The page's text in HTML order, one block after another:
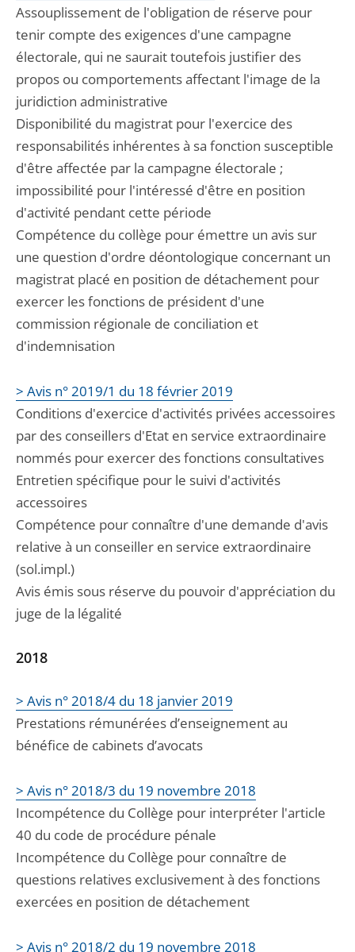
Assouplissement de l'obligation de réserve pour
tenir compte des exigences d'une campagne
électorale, qui ne saurait toutefois justifier des
propos ou comportements affectant l'image de la
juridiction administrative
Disponibilité du magistrat pour l'exercice des
responsabilités inhérentes à sa fonction susceptible
d'être affectée par la campagne électorale ;
impossibilité pour l'intéressé d'être en position
d'activité pendant cette période
Compétence du collège pour émettre un avis sur
une question d'ordre déontologique concernant un
magistrat placé en position de détachement pour
exercer les fonctions de président d'une
commission régionale de conciliation et
d'indemnisation
> Avis n° 2019/1 du 18 février 2019
Conditions d'exercice d'activités privées accessoires
par des conseillers d'Etat en service extraordinaire
nommés pour exercer des fonctions consultatives
Entretien spécifique pour le suivi d'activités
accessoires
Compétence pour connaître d'une demande d'avis
relative à un conseiller en service extraordinaire
(sol.impl.)
Avis émis sous réserve du pouvoir d'appréciation du
juge de la légalité
2018
> Avis n° 2018/4 du 18 janvier 2019
Prestations rémunérées d’enseignement au
bénéfice de cabinets d’avocats
> Avis n° 2018/3 du 19 novembre 2018
Incompétence du Collège pour interpréter l'article
40 du code de procédure pénale
Incompétence du Collège pour connaître de
questions relatives exclusivement à des fonctions
exercées en position de détachement
> Avis n° 2018/2 du 19 novembre 2018